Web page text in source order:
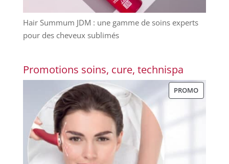
Hair Summum JDM : une gamme de soins experts
pour des cheveux sublimés
Promotions soins, cure, technispa
PROMOPRODUIT